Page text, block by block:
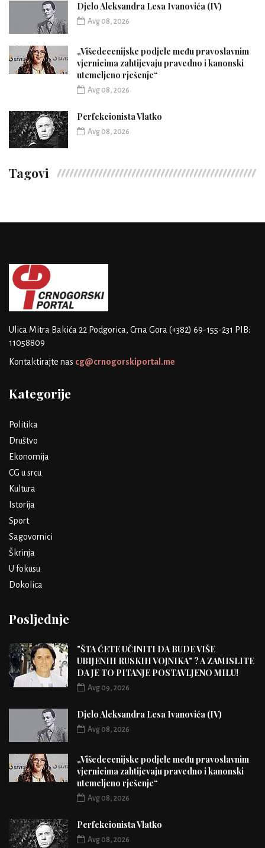
Djelo Aleksandra Lesa Ivanovića (IV)
Avg 08, 2026
„Višedecenijske podjele među pravoslavnim
vjernicima zahtijevaju pravedno i kanonski
utemeljeno rješenje“
Avg 08, 2026
Perfekcionista Vlatko
Avg 08, 2026
Tagovi
Ulica Mitra Bakića 22 Podgorica, Crna Gora (+382) 69-155-231 PIB:
11058809
Kontaktirajte nas cg@crnogorskiportal.me
Kategorije
Politika
Društvo
Ekonomija
CG u srcu
Kultura
Istorija
Sport
Sagovornici
Škrinja
U fokusu
Dokolica
Posljednje
"ŠTA ĆETE UČINITI DA BUDE VIŠE
UBIJENIH RUSKIH VOJNIKA" ? A ZAMISLITE
DA JE TO PITANJE POSTAVLJENO MILU!
Avg 09, 2026
Djelo Aleksandra Lesa Ivanovića (IV)
Avg 08, 2026
„Višedecenijske podjele među pravoslavnim
vjernicima zahtijevaju pravedno i kanonski
utemeljeno rješenje“
Avg 08, 2026
Perfekcionista Vlatko
Avg 08, 2026